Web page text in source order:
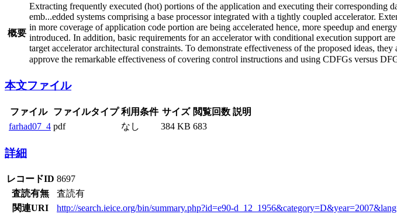
概要
Extracting frequently executed (hot) portions of the application and executing their corresponding
emb...edded systems comprising a base processor integrated with a tightly coupled accelerator.
in more coverage of application code portion are being accelerated hence, more speedup and
introduced. In addition, basic requirements for an accelerator with conditional execution support
target accelerator architectural constraints. To demonstrate effectiveness of the proposed ideas,
approve the remarkable effectiveness of covering control instructions and using CDFGs versus
本文ファイル
ファイル ファイルタイプ 利用条件 サイズ 閲覧回数 説明
farhad07_4 pdf なし 384 KB 683
詳細
レコードID 8697
査読有無
査読有
関連URI
http://search.ieice.org/bin/summary.php?id=e90-